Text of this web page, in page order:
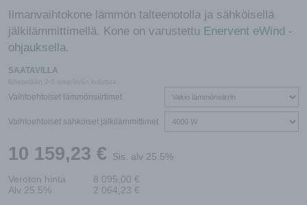
Ilmanvaihtokone lämmön talteenotolla ja sähköisellä
jälkilämmittimellä. Kone on varustettu Enervent eWind -
ohjauksella.
SAATAVILLA
Vaihtoehtoiset lämmönsiirtimet
Vaihtoehtoiset sähköiset jälkilämmittimet
10 159,23 € Sis. alv 25.5%
Veroton hinta 8 095,00 €
Alv 25.5%
2 064,23 €